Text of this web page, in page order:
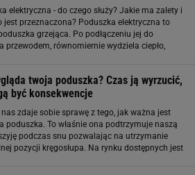
elektryczna - do czego służy? Jakie ma zalety i
jest przeznaczona? Poduszka elektryczna to
grzejąca. Po podłączeniu jej do
przewodem, równomiernie wydziela ciepło,
twoja poduszka? Czas ją wyrzucić,
być konsekwencje
nas zdaje sobie sprawę z tego, jak ważna jest
poduszka. To właśnie ona podtrzymuje naszą
podczas snu pozwalając na utrzymanie
pozycji kręgosłupa. Na rynku dostępnych jest